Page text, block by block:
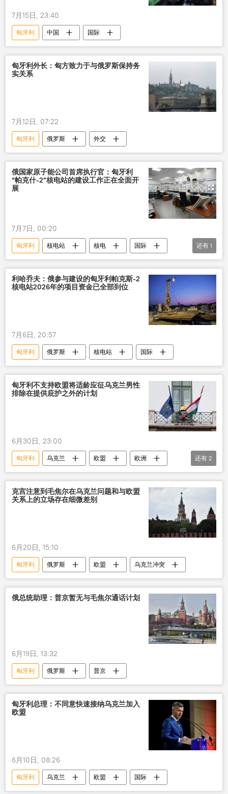
7月15日, 23:40
匈牙利 中国 国际
匈牙利外长：匈方致力于与俄罗斯保持务
实关系
7月12日, 07:22
匈牙利 俄罗斯 外交
俄国家原子能公司首席执行官：匈牙利
“帕克什-2”核电站的建设工作正在全面开
展
7月7日, 00:20
匈牙利 核电站 核电
国际
俄罗斯
还有 1
利哈乔夫：俄参与建设的匈牙利帕克斯-2
核电站2026年的项目资金已全部到位
7月6日, 20:57
匈牙利 俄罗斯 核电站 国际
匈牙利不支持欧盟将适龄应征乌克兰男性
排除在提供庇护之外的计划
6月30日, 23:00
匈牙利 乌克兰 欧盟
欧洲
乌克兰人
国际
还有 2
克宫注意到毛焦尔在乌克兰问题和与欧盟
关系上的立场存在细微差别
6月20日, 15:10
匈牙利 俄罗斯 欧盟 乌克兰冲突
俄总统助理：普京暂无与毛焦尔通话计划
6月19日, 13:32
匈牙利 俄罗斯 普京
匈牙利总理：不同意快速接纳乌克兰加入
欧盟
6月10日, 08:26
匈牙利 乌克兰 欧盟 国际